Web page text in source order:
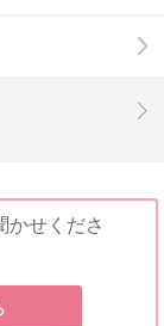
かせくださ